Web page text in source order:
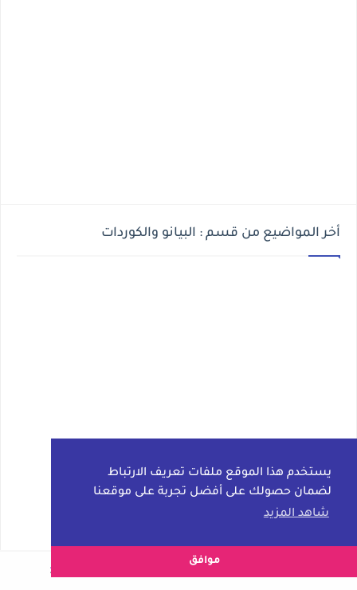
يستخدم هذا الموقع ملفات تعريف الارتباط
لضمان حصولك على أفضل تجربة على موقعنا
شاهد المزيد
موافق
أخر المواضيع من قسم : البيانو والكوردات